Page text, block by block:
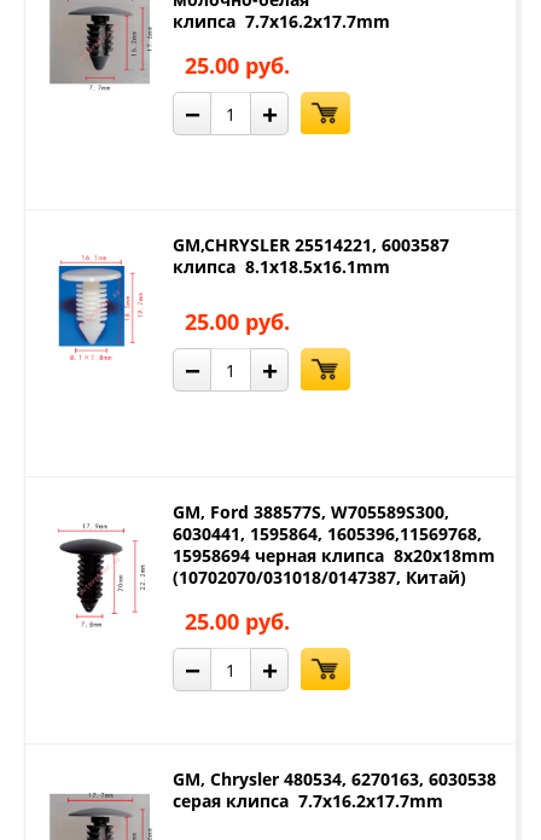
клипса 7.7x16.2x17.7mm
25.00 руб.
− +
GM,CHRYSLER 25514221, 6003587
клипса 8.1x18.5x16.1mm
25.00 руб.
− +
GM, Ford 388577S, W705589S300,
6030441, 1595864, 1605396,11569768,
15958694 черная клипса 8x20x18mm
(10702070/031018/0147387, Китай)
25.00 руб.
− +
GM, Chrysler 480534, 6270163, 6030538
серая клипса 7.7x16.2x17.7mm